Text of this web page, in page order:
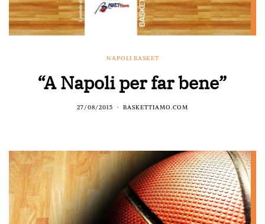
NAPOLI BASKET
“A Napoli per far bene”
27/08/2015 BASKETTIAMO.COM